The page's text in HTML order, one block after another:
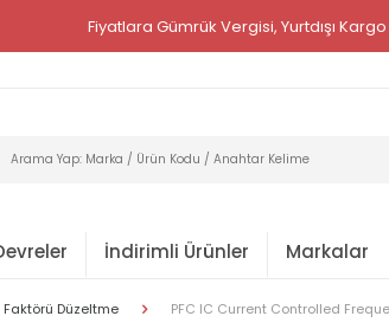
Fiyatlara Gümrük Vergisi, Yurtdışı
İndirimli Ürünler Markalar
Faktörü Düzeltme PFC IC Current Controlled